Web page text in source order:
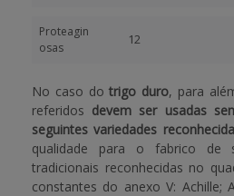
Proteagin
osas
12
No caso dotrigo duro, para
referidos devem ser usadas
seguintes variedades
qualidade para o fabrico de
tradicionais reconhecidas no
constantes do anexo V: Achille;